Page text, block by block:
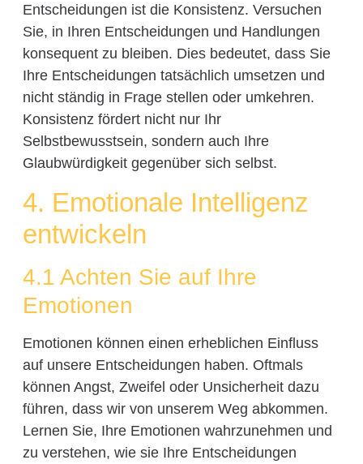
Entscheidungen ist die Konsistenz. Versuchen
Sie, in Ihren Entscheidungen und Handlungen
konsequent zu bleiben. Dies bedeutet, dass Sie
Ihre Entscheidungen tatsächlich umsetzen und
nicht ständig in Frage stellen oder umkehren.
Konsistenz fördert nicht nur Ihr
Selbstbewusstsein, sondern auch Ihre
Glaubwürdigkeit gegenüber sich selbst.
4. Emotionale Intelligenz
entwickeln
4.1 Achten Sie auf Ihre
Emotionen
Emotionen können einen erheblichen Einfluss
auf unsere Entscheidungen haben. Oftmals
können Angst, Zweifel oder Unsicherheit dazu
führen, dass wir von unserem Weg abkommen.
Lernen Sie, Ihre Emotionen wahrzunehmen und
zu verstehen, wie sie Ihre Entscheidungen